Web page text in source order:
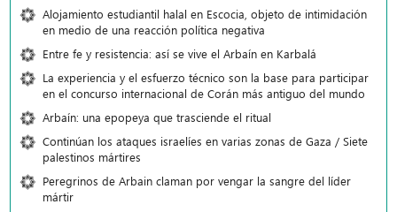
Alojamiento estudiantil halal en Escocia, objeto de intimidación
en medio de una reacción política negativa
Entre fe y resistencia: así se vive el Arbaín en Karbalá
La experiencia y el esfuerzo técnico son la base para participar
en el concurso internacional de Corán más antiguo del mundo
Arbaín: una epopeya que trasciende el ritual
Continúan los ataques israelíes en varias zonas de Gaza / Siete
palestinos mártires
Peregrinos de Arbain claman por vengar la sangre del líder
mártir